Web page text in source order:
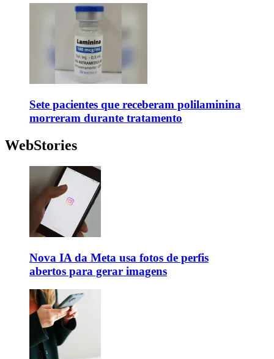
Sete pacientes que receberam polilaminina
morreram durante tratamento
WebStories
Nova IA da Meta usa fotos de perfis
abertos para gerar imagens